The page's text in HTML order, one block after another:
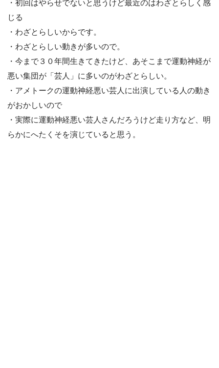
・初回はやらせでないと思うけど最近のはわざとらしく感
じる
・わざとらしいからです。
・わざとらしい動きが多いので。
・今まで３０年間生きてきたけど、あそこまで運動神経が
悪い集団が「芸人」に多いのがわざとらしい。
・アメトークの運動神経悪い芸人に出演している人の動き
がおかしいので
・実際に運動神経悪い芸人さんだろうけど走り方など、明
らかにへたくそを演じていると思う。